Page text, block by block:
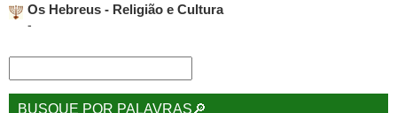
Os Hebreus - Religião e Cultura
-
BUSQUE POR PALAVRAS🔎